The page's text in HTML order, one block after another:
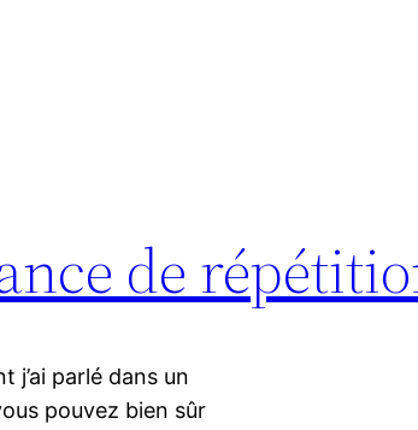
de
j’ai parlé dans un
pouvez bien sûr